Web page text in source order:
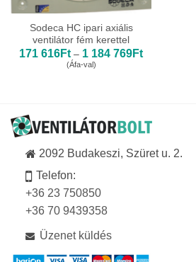
Sodeca HC ipari axiális
ventilátor fém kerettel
171 616Ft – 1 184 769FtÁrtartomány:
(Áfa-val)
2092 Budakeszi, Szüret u. 2.
Telefon:
+36 23 750850
+36 70 9439358
Üzenet küldés